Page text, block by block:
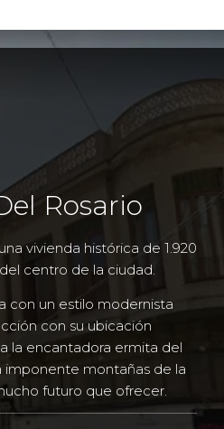
Rosario
vivienda histórica de 1.920
centro de la ciudad.
con un estilo modernista
con su ubicación
la encantadora ermita del
imponente montañas de la
futuro que ofrecer.